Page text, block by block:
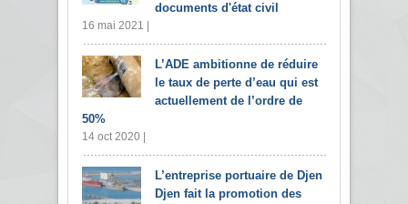
documents d'état civil
16 mai 2021 |
L’ADE ambitionne de réduire
le taux de perte d’eau qui est
actuellement de l’ordre de
50%
14 oct 2020 |
L’entreprise portuaire de Djen
Djen fait la promotion des